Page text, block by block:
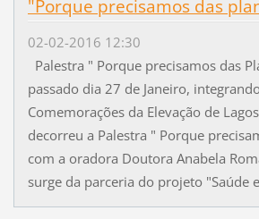
"Porque precisamos das
02-02-2016 12:30
Palestra " Porque precisamos das
passado dia 27 de Janeiro,
Comemorações da Elevação de
decorreu a Palestra " Porque
com a oradora Doutora Anabela
surge da parceria do projeto "Saúde